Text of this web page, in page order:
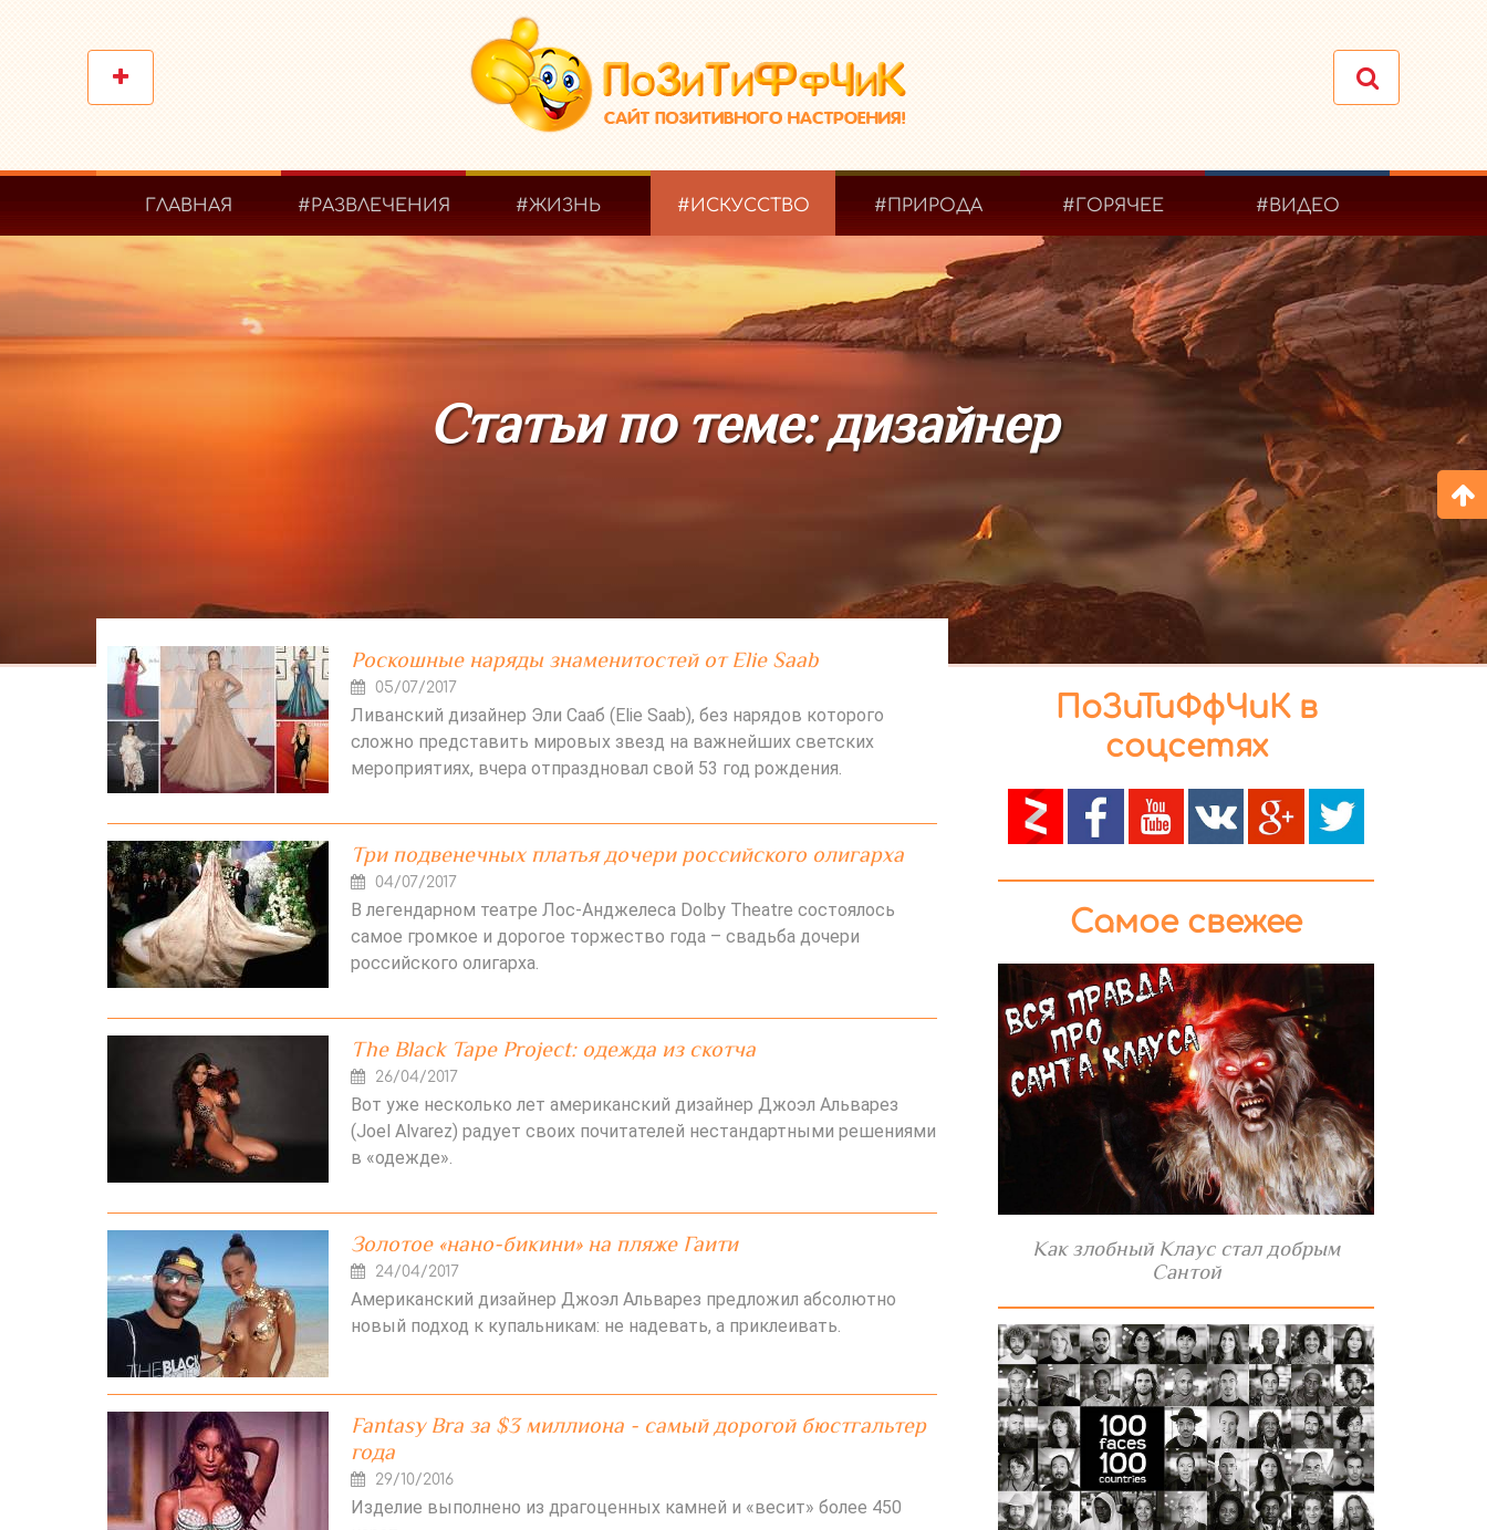
ГЛАВНАЯ #РАЗВЛЕЧЕНИЯ #ЖИЗНЬ #ИСКУССТВО #ПРИРОДА #ГОРЯЧЕЕ #ВИДЕО
Статьи по теме: дизайнер
Роскошные наряды знаменитостей от Elie Saab
05/07/2017
Ливанский дизайнер Эли Сааб (Elie Saab), без нарядов которого
сложно представить мировых звезд на важнейших светских
мероприятиях, вчера отпраздновал свой 53 год рождения.
Три подвенечных платья дочери российского олигарха
04/07/2017
В легендарном театре Лос-Анджелеса Dolby Theatre состоялось
самое громкое и дорогое торжество года – свадьба дочери
российского олигарха.
The Black Tape Project: одежда из скотча
26/04/2017
Вот уже несколько лет американский дизайнер Джоэл Альварез
(Joel Alvarez) радует своих почитателей нестандартными решениями
в «одежде».
Золотое «нано-бикини» на пляже Гаити
24/04/2017
Американский дизайнер Джоэл Альварез предложил абсолютно
новый подход к купальникам: не надевать, а приклеивать.
Fantasy Bra за $3 миллиона - самый дорогой бюстгальтер
года
29/10/2016
Изделие выполнено из драгоценных камней и «весит» более 450
ПоЗиТиФфЧиК в
соцсетях
Самое свежее
Как злобный Клаус стал добрым
Сантой